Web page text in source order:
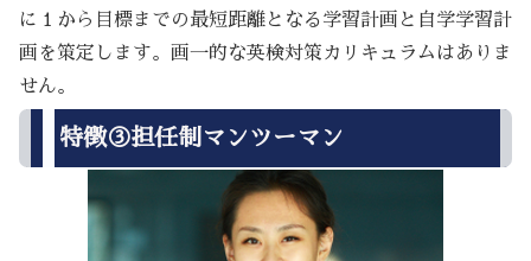
に１から目標までの最短距離となる学習計画と自学学習計
画を策定します。画一的な英検対策カリキュラムはありま
せん。
特徴③担任制マンツーマン